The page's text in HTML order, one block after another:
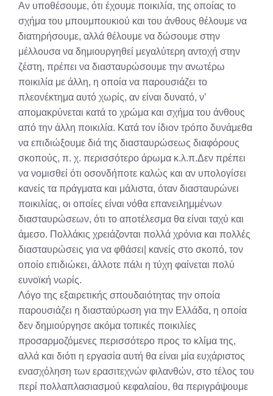
Αν υποθέσουμε, ότι έχουμε ποικιλία, της οποίας το
σχήμα του μπουμπουκιού και του άνθους θέλουμε να
διατηρήσουμε, αλλά θέλουμε να δώσουμε στην
μέλλουσα να δημιουργηθεί μεγαλύτερη αντοχή στην
ζέστη, πρέπει να διασταυρώσουμε την ανωτέρω
ποικιλία με άλλη, η οποία να παρουσιάζει το
πλεονέκτημα αυτό χωρίς, αν είναι δυνατό, ν’
απομακρύνεται κατά το χρώμα και σχήμα του άνθους
από την άλλη ποικιλία. Κατά τον ίδιον τρόπο δυνάμεθα
να επιδιώξουμε διά της διασταυρώσεως διαφόρους
σκοπούς, π. χ. περισσότερο άρωμα κ.λ.π.Δεν πρέπει
να νομισθεί ότι οσονδήποτε καλώς και αν υπολογίσει
κανείς τα πράγματα και μάλιστα, όταν διασταυρώνει
ποικιλίας, οι οποίες είναι νόθα επανειλημμένων
διασταυρώσεων, ότι το αποτέλεσμα θα είναι ταχύ και
άμεσο. Πολλάκις χρειάζονται πολλά χρόνια και πολλές
διασταυρώσεις για να φθάσει| κανείς στο σκοπό, τον
οποίο επιδιώκει, άλλοτε πάλι η τύχη φαίνεται πολύ
ευνοϊκή νωρίς.
Λόγο της εξαιρετικής σπουδαιότητας την οποία
παρουσιάζει η διασταύρωση για την Ελλάδα, η οποία
δεν δημιούργησε ακόμα τοπικές ποικιλίες
προσαρμοζόμενες περισσότερο προς το κλίμα της,
αλλά και διότι η εργασία αυτή θα είναι μία ευχάριστος
ενασχόληση των ερασιτεχνών φιλανθών, στο τέλος του
περί πολλαπλασιασμού κεφαλαίου, θα περιγράψουμε